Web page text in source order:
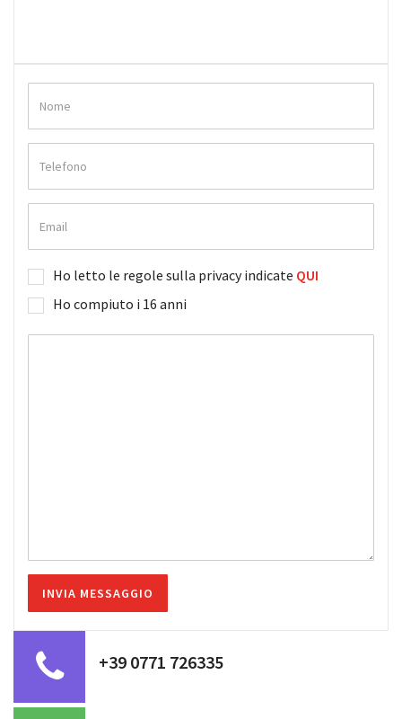
Ho letto le regole sulla privacy indicate QUI
Ho compiuto i 16 anni
+39 0771 726335